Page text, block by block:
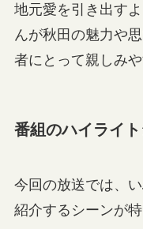
地元愛を引き出す
んが秋田の魅力や
者にとって親しみ
番組のハイライ
今回の放送では、
紹介するシーンが